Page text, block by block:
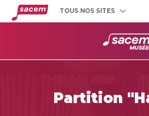
TOUS NOS SITES
Partition